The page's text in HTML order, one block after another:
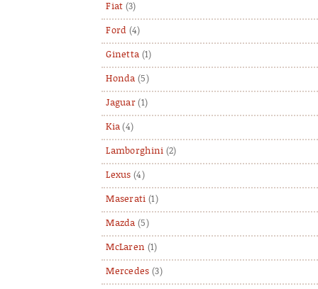
Fiat (3)
Ford (4)
Ginetta (1)
Honda (5)
Jaguar (1)
Kia (4)
Lamborghini (2)
Lexus (4)
Maserati (1)
Mazda (5)
McLaren (1)
Mercedes (3)